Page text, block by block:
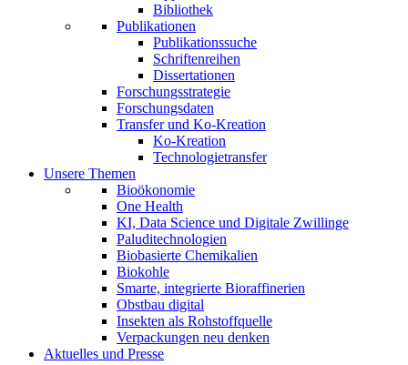
Bibliothek
Publikationen
Publikationssuche
Schriftenreihen
Dissertationen
Forschungsstrategie
Forschungsdaten
Transfer und Ko-Kreation
Ko-Kreation
Technologietransfer
Unsere Themen
Bioökonomie
One Health
KI, Data Science und Digitale Zwillinge
Paluditechnologien
Biobasierte Chemikalien
Biokohle
Smarte, integrierte Bioraffinerien
Obstbau digital
Insekten als Rohstoffquelle
Verpackungen neu denken
Aktuelles und Presse